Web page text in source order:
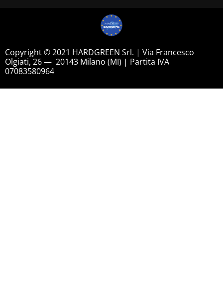
Copyright © 2021 HARDGREEN Srl. | Via Francesco
Olgiati, 26 — 20143 Milano (MI) | Partita IVA
07083580964